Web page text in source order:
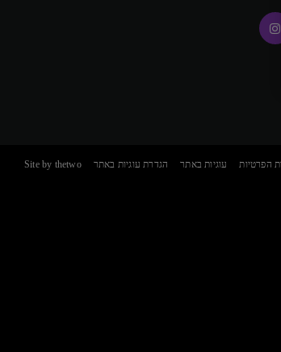
הפרטיות עוגיות באתר הגדרת עוגיות באתר Site by thetwo